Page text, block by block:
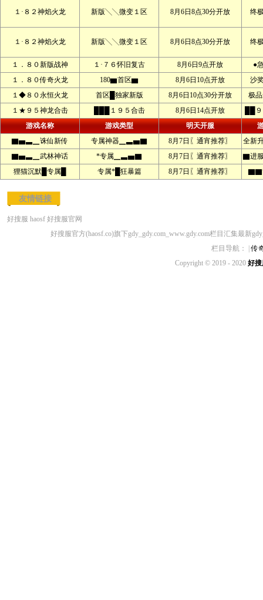
１·８２神焰火龙 新版╲╲微变１区 8月6日8点30分开放 终
１·８２神焰火龙 新版╲╲微变１区 8月6日8点30分开放 终
１．８０新版战神 １·７６怀旧复古 8月6日9点开放
●
１．８０传奇火龙
180▆首区▆ 8月6日10点开放
沙
１◆８０永恒火龙
首区█独家新版 8月6日10点30分开放
极
１★９５神龙合击
███１９５合击 8月6日14点开放
██
游戏名称
游戏类型 明天开服
▇▅▃▁诛仙新传
专属神器▁▃▅▇ 8月7日〖通宵推荐〗
全新
▇▅▃▁武林神话
*专属▁▃▅▇ 8月7日〖通宵推荐〗
▇进
狸猫沉默█专属█
专属*█狂暴篇 8月7日〖通宵推荐〗
友情链接
好搜服 haosf 好搜服官网
好搜服官方(haosf.co)旗下gdy_gdy.com_www.gdy.com栏目汇集最新
栏目导航： |传
Copyright © 2019 - 2020 好搜